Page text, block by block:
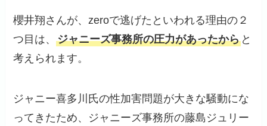
櫻井翔さんが、zeroで逃げたといわれる理由の２
つ目は、ジャニーズ事務所の圧力があったから と
考えられます。
ジャニー喜多川氏の性加害問題が大きな騒動にな
ってきたため、ジャニーズ事務所の藤島ジュリー